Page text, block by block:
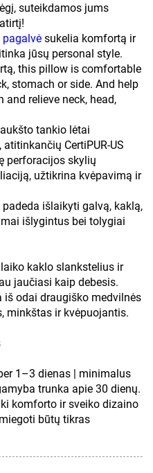
suteikdamos jums
sukelia komfortą ir
jūsų personal style.
this pillow is comfortable
stomach or side. And help
relieve neck, head,
tankio lėtai
CertiPUR-US
perforacijos skylių
užtikrina kvėpavimą ir
išlaikyti galvą, kaklą,
išlygintus bei tolygiai
kaklo slankstelius ir
jaučiasi kaip debesis.
odai draugiško medvilnės
minkštas ir kvėpuojantis.
1–3 dienas | minimalus
trunka apie 30 dienų.
komforto ir sveiko dizaino
būtų tikras